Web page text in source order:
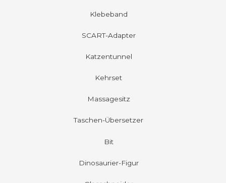
Klebeband
SCART-Adapter
Katzentunnel
Kehrset
Massagesitz
Taschen-Übersetzer
Bit
Dinosaurier-Figur